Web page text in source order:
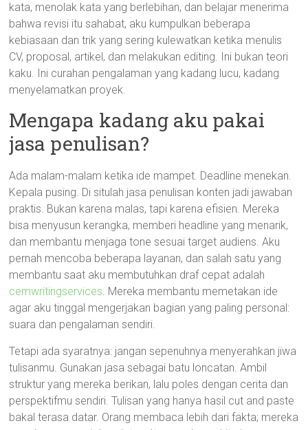
kata, menolak kata yang berlebihan, dan belajar menerima
bahwa revisi itu sahabat, aku kumpulkan beberapa
kebiasaan dan trik yang sering kulewatkan ketika menulis
CV, proposal, artikel, dan melakukan editing. Ini bukan teori
kaku. Ini curahan pengalaman yang kadang lucu, kadang
menyelamatkan proyek.
Mengapa kadang aku pakai
jasa penulisan?
Ada malam-malam ketika ide mampet. Deadline menekan.
Kepala pusing. Di situlah jasa penulisan konten jadi jawaban
praktis. Bukan karena malas, tapi karena efisien. Mereka
bisa menyusun kerangka, memberi headline yang menarik,
dan membantu menjaga tone sesuai target audiens. Aku
pernah mencoba beberapa layanan, dan salah satu yang
membantu saat aku membutuhkan draf cepat adalah
cemwritingservices. Mereka membantu memetakan ide
agar aku tinggal mengerjakan bagian yang paling personal:
suara dan pengalaman sendiri.
Tetapi ada syaratnya: jangan sepenuhnya menyerahkan jiwa
tulisanmu. Gunakan jasa sebagai batu loncatan. Ambil
struktur yang mereka berikan, lalu poles dengan cerita dan
perspektifmu sendiri. Tulisan yang hanya hasil cut and paste
bakal terasa datar. Orang membaca lebih dari fakta; mereka